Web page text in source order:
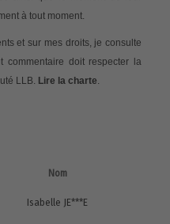
à tout moment.
et sur mes droits, je consulte
commentaire doit respecter la
LLB. Lire la charte
Nom
Isabelle JE***E